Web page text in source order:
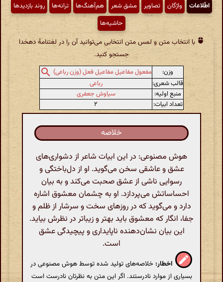
اطّلاعات واژگان تصاویر مشق شعر هم‌آهنگ‌ها ترانه‌ها
روند بازدیدها
حاشیه‌ها
با انتخاب متن و لمس متن انتخابی می‌توانید آن را در لغتنامهٔ دهخدا
جستجو کنید.
وزن:
مفعول مفاعیل مفاعیل فعل (وزن رباعی)
قالب شعری:
رباعی
منبع اولیه:
سیاوش جعفری
تعداد ابیات:
۲
خلاصه
هوش مصنوعی: در این ابیات شاعر از دشواری‌های
عشق و عاشقی سخن می‌گوید. او از دل‌باختگی و
رسوایی ناشی از عشق صحبت می‌کند و به بیان
احساساتش می‌پردازد. او به چشمان معشوق اشاره
دارد و می‌گوید که در روزهای سخت و سرشار از ظلم و
جفا، انگار که معشوق باید بهتر و زیباتر در نظرش بیاید.
این بیان نشان‌دهنده ناپایداری و پیچیدگی عشق
است.
اخطار: خلاصه‌های تولید شده توسط هوش مصنوعی در
بسیاری از موارد نادرستند. اگر این متن به نظرتان نادرست است